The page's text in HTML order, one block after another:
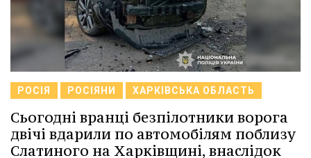
РОСІЯ РОСІЯНИ ХАРКІВСЬКА ОБЛАСТЬ
Сьогодні вранці безпілотники ворога
двічі вдарили по автомобілям поблизу
Слатиного на Харківщині, внаслідок